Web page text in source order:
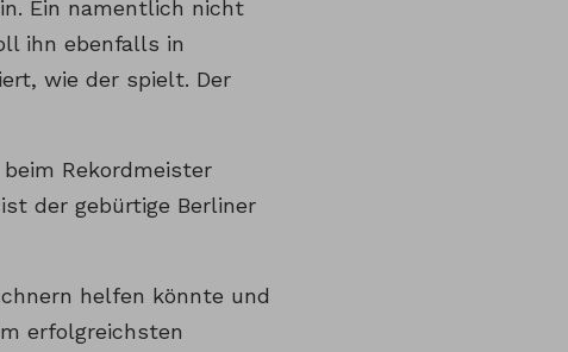
Ein namentlich nicht
ihn ebenfalls in
wie der spielt. Der
Rekordmeister
der gebürtige Berliner
helfen könnte und
erfolgreichsten